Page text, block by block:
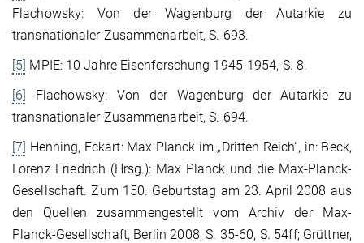
Flachowsky: Von der Wagenburg der Autarkie zu
transnationaler Zusammenarbeit, S. 693.
[5] MPIE: 10 Jahre Eisenforschung 1945-1954, S. 8.
[6]
Flachowsky: Von der Wagenburg der Autarkie zu
transnationaler Zusammenarbeit, S. 694.
[7] Henning, Eckart: Max Planck im „Dritten Reich“, in: Beck,
Lorenz Friedrich (Hrsg.): Max Planck und die Max-Planck-
Gesellschaft. Zum 150. Geburtstag am 23. April 2008 aus
den Quellen zusammengestellt vom Archiv der Max-
Planck-Gesellschaft, Berlin 2008, S. 35-60, S. 54ff; Grüttner,